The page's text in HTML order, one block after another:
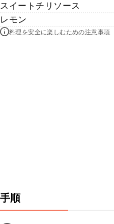
スイートチリソース
レモン
料理を安全に楽しむための注意事項
手順